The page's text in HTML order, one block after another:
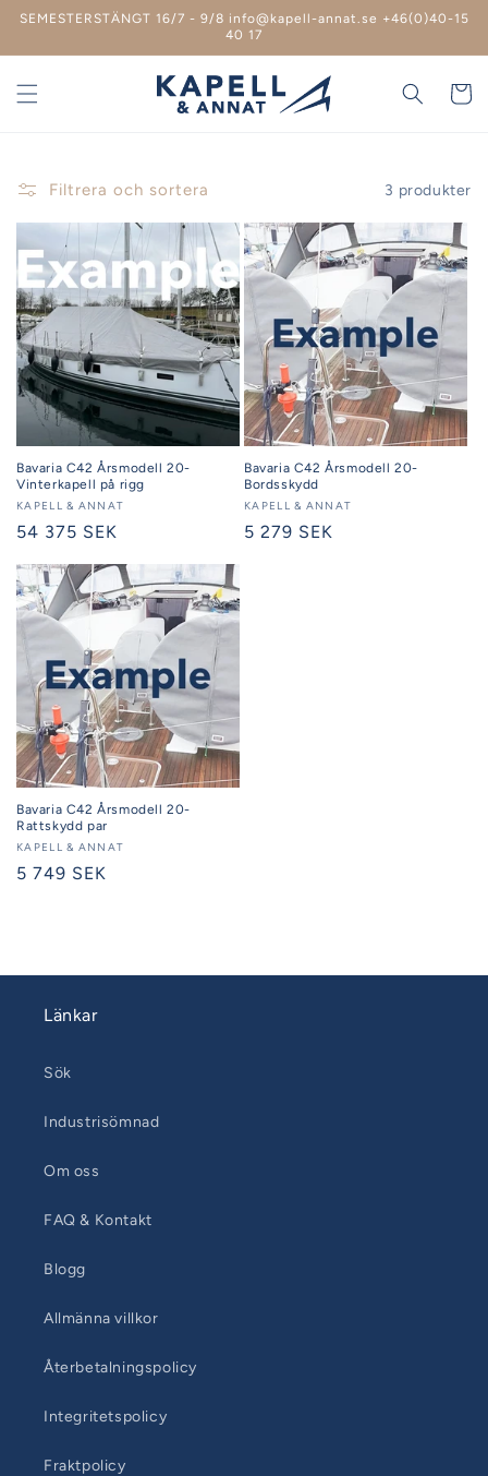
vidare
innehåll
SEMESTERSTÄNGT 16/7 - 9/8 info@kapell-annat.se +46(0)40-15
40 17
Filtrera och sortera 3 produkter
Bavaria C42 Årsmodell 20-
Vinterkapell på rigg
Säljare:
KAPELL & ANNAT
Ordinarie
54 375 SEK
Bavaria C42 Årsmodell 20-
Bordsskydd
Säljare:
KAPELL & ANNAT
Ordinarie
5 279 SEK
Bavaria C42 Årsmodell 20-
Rattskydd par
Säljare:
KAPELL & ANNAT
Ordinarie
5 749 SEK
Länkar
Sök
Industrisömnad
Om oss
FAQ & Kontakt
Blogg
Allmänna villkor
Återbetalningspolicy
Integritetspolicy
Fraktpolicy